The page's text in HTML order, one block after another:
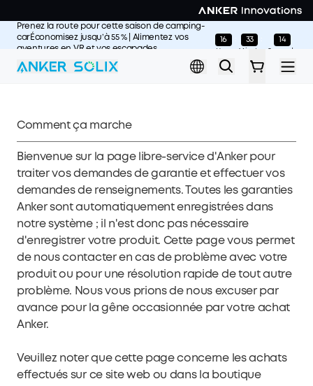
Prenez la route pour cette saison de camping-
carÉconomisez jusqu’à 55 % | Alimentez vos
aventures en VR et vos escapades
L'offre prend fin dans>>
16
Hours
33
Minutes
14
Seconds
Comment ça marche
Bienvenue sur la page libre-service d'Anker pour
traiter vos demandes de garantie et effectuer vos
demandes de renseignements. Toutes les garanties
Anker sont automatiquement enregistrées dans
notre système ; il n'est donc pas nécessaire
d'enregistrer votre produit. Cette page vous permet
de nous contacter en cas de problème avec votre
produit ou pour une résolution rapide de tout autre
problème. Nous vous prions de nous excuser par
avance pour la gêne occasionnée par votre achat
Anker.
Veuillez noter que cette page concerne les achats
effectués sur ce site web ou dans la boutique